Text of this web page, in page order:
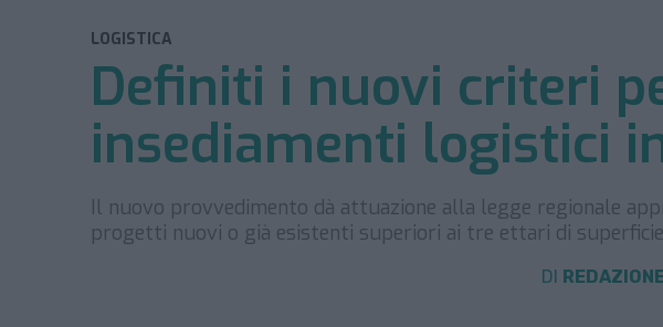
LOGISTICA
Definiti i nuovi criteri
insediamenti logistici
Il nuovo provvedimento dà attuazione alla legge regionale
progetti nuovi o già esistenti superiori ai tre ettari di superficie
DI